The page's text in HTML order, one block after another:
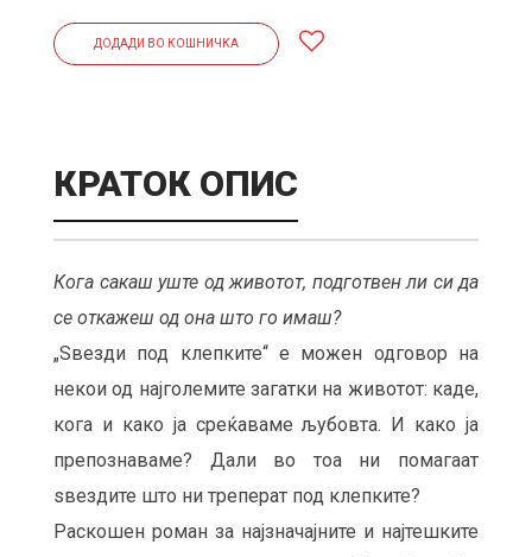
ДОДАДИ ВО КОШНИЧКА
КРАТОК ОПИС
Кога сакаш уште од животот, подготвен ли си да
се откажеш од она што го имаш?
„Ѕвезди под клепките“ е можен одговор на
некои од најголемите загатки на животот: каде,
кога и како ја среќаваме љубовта. И како ја
препознаваме? Дали во тоа ни помагаат
ѕвездите што ни треперат под клепките?
Раскошен роман за најзначајните и најтешките